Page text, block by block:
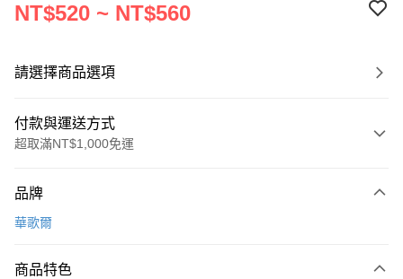
NT$520 ~ NT$560
請選擇商品選項
付款與運送方式
超取滿NT$1,000免運
信用卡一次付款
LINE Pay
品牌
華歌爾
商品特色